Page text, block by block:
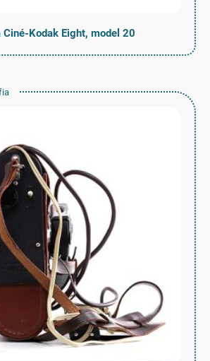
Kodak Eight, model 20